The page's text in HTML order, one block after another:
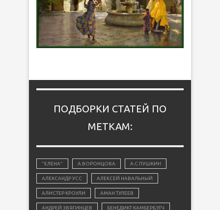
ПОДБОРКИ СТАТЕЙ ПО
МЕТКАМ:
"ЕЛЕНА" А.ВОРОНЦОВА А.С.ПУШКИН
АЛЕКСАНДР УСС АЛЕКСЕЙ НАВАЛЬНЫЙ
АЛИСТЕР КРОУЛИ АМАН ТУЛЕЕВ
АНДРЕЙ ЗВЯГИНЦЕВ БЕНЕДИКТ КАМБЕРБЭТЧ